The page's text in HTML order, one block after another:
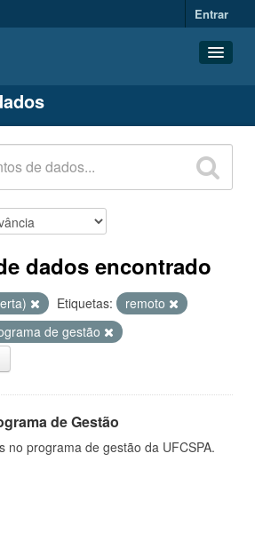
Entrar
dados encontrado
Etiquetas:
remoto
de gestão
de Gestão
no programa de gestão da UFCSPA.